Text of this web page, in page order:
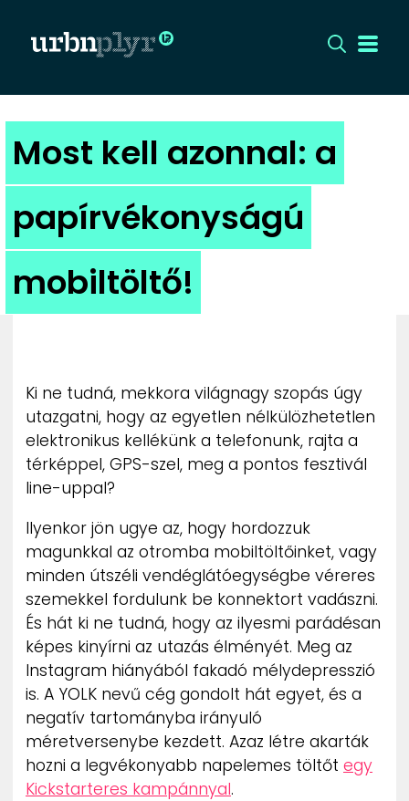
CÍMLAP
DIZÁJN
DIVAT
HIP
UTCA
ZENE
MÉDIAAJÁNLAT
ADATKEZELÉSI TÁJÉKOZTATÓ
Most kell azonnal: a
papírvékonyságú
mobiltöltő!
Ki ne tudná, mekkora világnagy szopás úgy
utazgatni, hogy az egyetlen nélkülözhetetlen
elektronikus kellékünk a telefonunk, rajta a
térképpel, GPS-szel, meg a pontos fesztivál
line-uppal?
Ilyenkor jön ugye az, hogy hordozzuk
magunkkal az otromba mobiltöltőinket, vagy
minden útszéli vendéglátóegységbe véreres
szemekkel fordulunk be konnektort vadászni.
És hát ki ne tudná, hogy az ilyesmi parádésan
képes kinyírni az utazás élményét. Meg az
Instagram hiányából fakadó mélydepresszió
is. A YOLK nevű cég gondolt hát egyet, és a
negatív tartományba irányuló
méretversenybe kezdett. Azaz létre akarták
hozni a legvékonyabb napelemes töltőt egy
Kickstarteres kampánnyal.